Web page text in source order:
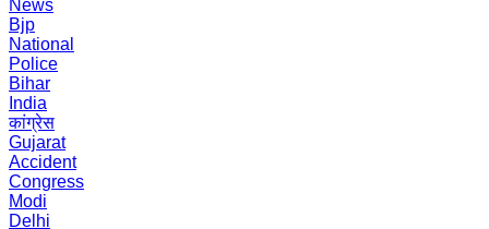
News
Bjp
National
Police
Bihar
India
कांग्रेस
Gujarat
Accident
Congress
Modi
Delhi